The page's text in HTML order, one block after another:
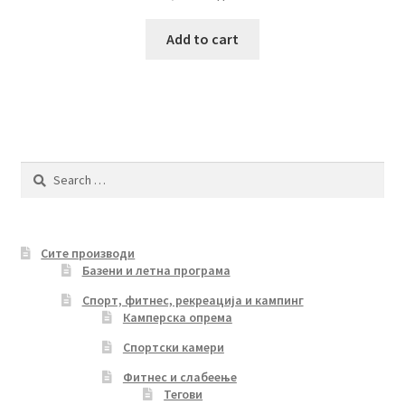
Add to cart
Search
Сите производи
Базени и летна програма
Спорт, фитнес, рекреација и кампинг
Камперска опрема
Спортски камери
Фитнес и слабеење
Тегови